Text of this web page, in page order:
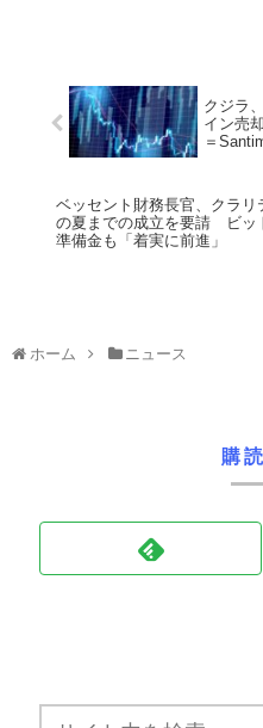
クジラ
イン売
＝
ベッセント財務長官、クラリ
の夏までの成立を要請 ビッ
準備金も「着実に前進」
ホーム ニュース
購